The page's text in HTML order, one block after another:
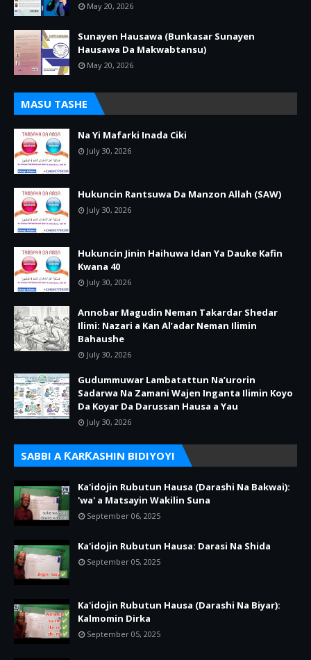
May 20, 2026
Sunayen Hausawa (Bunkasar Sunayen
Hausawa Da Makwabtansu)
May 20, 2026
MASU TASHE
Na Yi Mafarki Inada Ciki
July 30, 2026
Hukuncin Rantsuwa Da Manzon Allah (SAW)
July 30, 2026
Hukuncin Jinin Haihuwa Idan Ya Dauke Kafin
Kwana 40
July 30, 2026
Annobar Magudin Neman Takardar Shedar
Ilimi: Nazari a Kan Al’adar Neman Ilimin
Bahaushe
July 30, 2026
Gudummuwar Lambatattun Na’urorin
Sadarwa Na Zamani Wajen Inganta Ilimin Koyo
Da Koyar Da Darussan Hausa a Yau
July 30, 2026
SABBI A ƘARƘASHIN BIDIYOYI
Ka'idojin Rubutun Hausa (Darashi Na Bakwai):
'wa' a Matsayin Wakilin Suna
September 06, 2025
Ka'idojin Rubutun Hausa: Darasi Na Shida
September 05, 2025
Ka'idojin Rubutun Hausa (Darashi Na Biyar):
Kalmomin Dirka
September 05, 2025